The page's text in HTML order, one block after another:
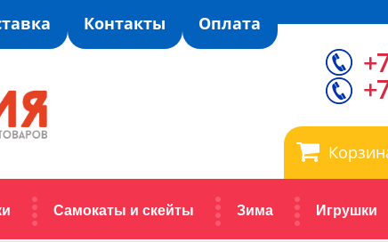
Контакты Оплата
Самокаты и скейты Зима Игрушки